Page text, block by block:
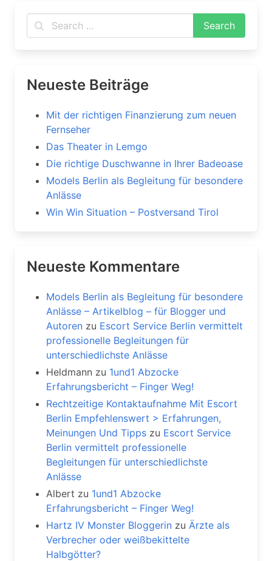
Neueste Beiträge
Mit der richtigen Finanzierung zum neuen
Fernseher
Das Theater in Lemgo
Die richtige Duschwanne in Ihrer Badeoase
Models Berlin als Begleitung für besondere
Anlässe
Win Win Situation – Postversand Tirol
Neueste Kommentare
Models Berlin als Begleitung für besondere
Anlässe – Artikelblog – für Blogger und
Autoren zu Escort Service Berlin vermittelt
professionelle Begleitungen für
unterschiedlichste Anlässe
Heldmann zu 1und1 Abzocke
Erfahrungsbericht – Finger Weg!
Rechtzeitige Kontaktaufnahme Mit Escort
Berlin Empfehlenswert > Erfahrungen,
Meinungen Und Tipps zu Escort Service
Berlin vermittelt professionelle
Begleitungen für unterschiedlichste
Anlässe
Albert zu 1und1 Abzocke
Erfahrungsbericht – Finger Weg!
Hartz IV Monster Bloggerin zu Ärzte als
Verbrecher oder weißbekittelte
Halbgötter?